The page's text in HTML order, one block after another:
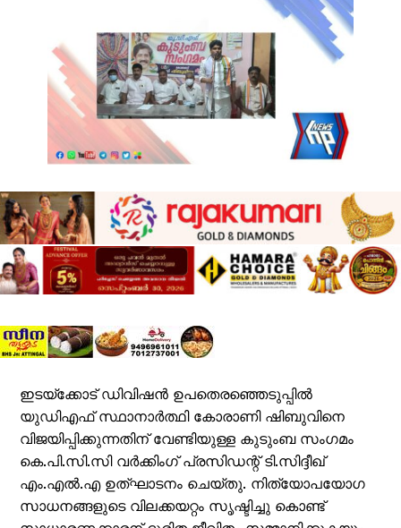
ഇടയ്ക്കോട് ഡിവിഷന്‍ ഉപതെരഞ്ഞെടുപ്പില്‍
യുഡിഎഫ് സ്ഥാനാര്‍ത്ഥി കോരാണി ഷിബുവിനെ
വിജയിപ്പിക്കുന്നതിന് വേണ്ടിയുള്ള കുടുംബ സംഗമം
കെ.പി.സി.സി വര്‍ക്കിംഗ്‌ പ്രസിഡന്റ് ടി.സിദ്ദീഖ്
എം.എല്‍.എ ഉത്ഘാടനം ചെയ്തു. നിത്യോപയോഗ
സാധനങ്ങളുടെ വിലക്കയറ്റം സൃഷ്ടിച്ചു കൊണ്ട്‌